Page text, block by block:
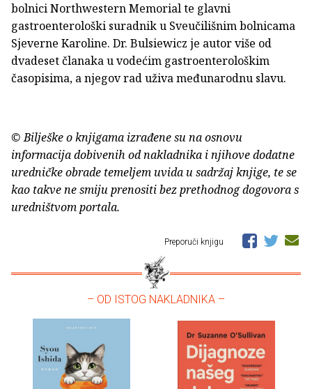
bolnici Northwestern Memorial te glavni
gastroenterološki suradnik u Sveučilišnim bolnicama
Sjeverne Karoline. Dr. Bulsiewicz je autor više od
dvadeset članaka u vodećim gastroenterološkim
časopisima, a njegov rad uživa međunarodnu slavu.
© Bilješke o knjigama izrađene su na osnovu
informacija dobivenih od nakladnika i njihove dodatne
uredničke obrade temeljem uvida u sadržaj knjige, te se
kao takve ne smiju prenositi bez prethodnog dogovora s
uredništvom portala.
Preporuči knjigu
– OD ISTOG NAKLADNIKA –